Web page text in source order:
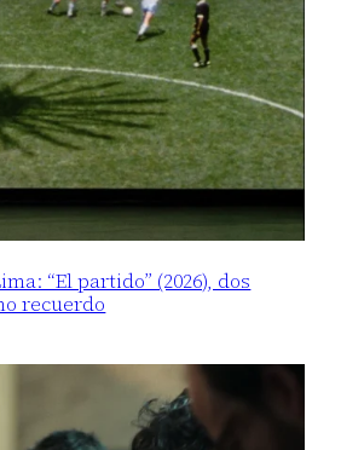
“El partido” (2026), dos
recuerdo